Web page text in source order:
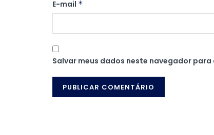
E-mail *
Salvar meus dados neste navegador